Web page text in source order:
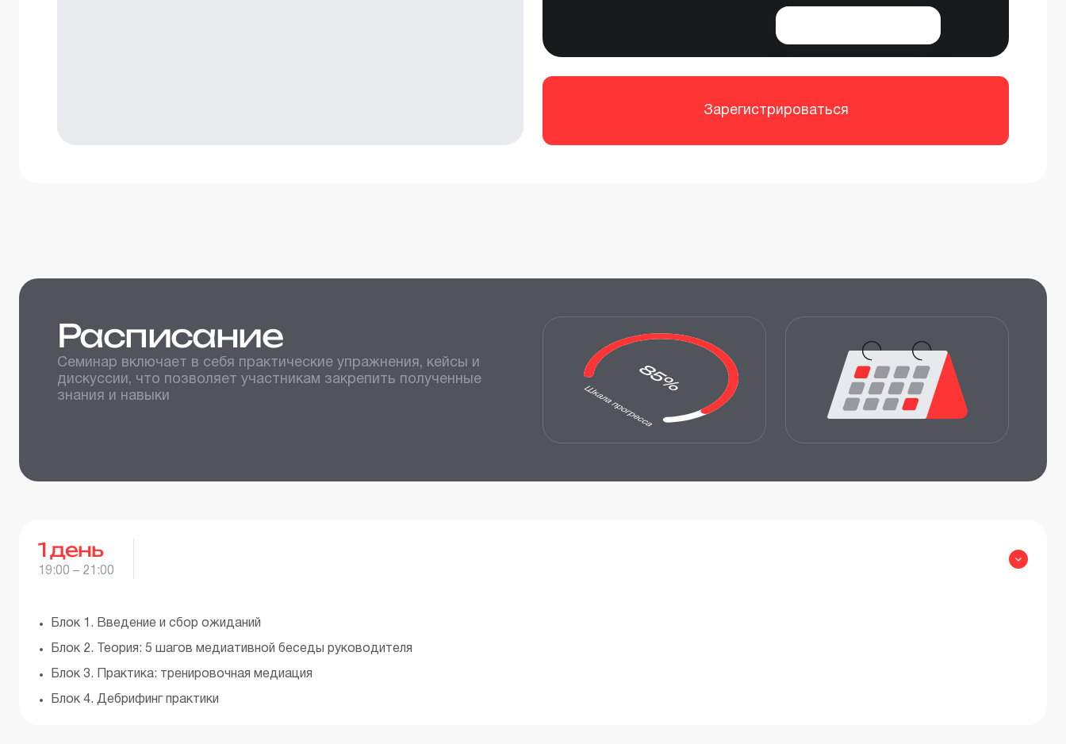
Зарегистрироваться
Расписание
Семинар включает в себя практические упражнения, кейсы и
дискуссии, что позволяет участникам закрепить полученные
знания и навыки
1день
19:00 – 21:00
Блок 1. Введение и сбор ожиданий
Блок 2. Теория: 5 шагов медиативной беседы руководителя
Блок 3. Практика: тренировочная медиация
Блок 4. Дебрифинг практики